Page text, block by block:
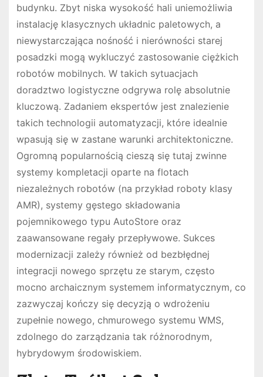
budynku. Zbyt niska wysokość hali uniemożliwia
instalację klasycznych układnic paletowych, a
niewystarczająca nośność i nierówności starej
posadzki mogą wykluczyć zastosowanie ciężkich
robotów mobilnych. W takich sytuacjach
doradztwo logistyczne odgrywa rolę absolutnie
kluczową. Zadaniem ekspertów jest znalezienie
takich technologii automatyzacji, które idealnie
wpasują się w zastane warunki architektoniczne.
Ogromną popularnością cieszą się tutaj zwinne
systemy kompletacji oparte na flotach
niezależnych robotów (na przykład roboty klasy
AMR), systemy gęstego składowania
pojemnikowego typu AutoStore oraz
zaawansowane regały przepływowe. Sukces
modernizacji zależy również od bezbłędnej
integracji nowego sprzętu ze starym, często
mocno archaicznym systemem informatycznym, co
zazwyczaj kończy się decyzją o wdrożeniu
zupełnie nowego, chmurowego systemu WMS,
zdolnego do zarządzania tak różnorodnym,
hybrydowym środowiskiem.